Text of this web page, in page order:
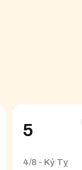
5
4/8 - Kỷ Tỵ